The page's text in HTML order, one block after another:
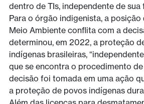
dentro de TIs, independente de
Para o órgão indigenista, a
Meio Ambiente conflita com a
determinou, em 2022, a proteção
indígenas brasileiras,
que se encontra o procedimento de
decisão foi tomada em uma ação
a proteção de povos indígenas